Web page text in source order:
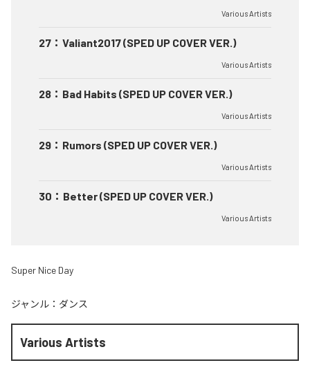
Various Artists
27 ： Valiant2017 (SPED UP COVER VER.)
Various Artists
28 ： Bad Habits (SPED UP COVER VER.)
Various Artists
29 ： Rumors (SPED UP COVER VER.)
Various Artists
30 ： Better (SPED UP COVER VER.)
Various Artists
Super Nice Day
ジャンル： ダンス
Various Artists